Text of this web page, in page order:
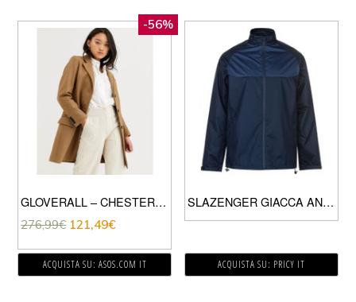
-56%
GLOVERALL – CHESTERFIELD – CAPPOTTO SARTORIALE IN MISTO LANA-CUOIO
276,99€ 121,49€
ACQUISTA SU: ASOS.COM IT
SLAZENGER GIACCA ANTIPIOGGIA UOMO NAVY
ACQUISTA SU: PRICY IT